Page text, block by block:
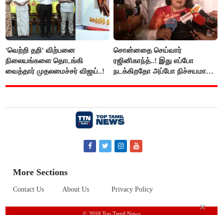
'வெற்றி தறி' விற்பனை
நிலையங்களை தொடங்கி
வைத்தார் முதலமைச்சர் விஜய்..!
சொன்னதை செய்வார்
ரஜினிகாந்த்..! இது எப்போ
நடக்கிறதோ அப்போ நிச்சயமாக
More Sections
Contact Us About Us Privacy Policy